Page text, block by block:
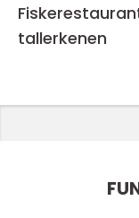
tallerkenen